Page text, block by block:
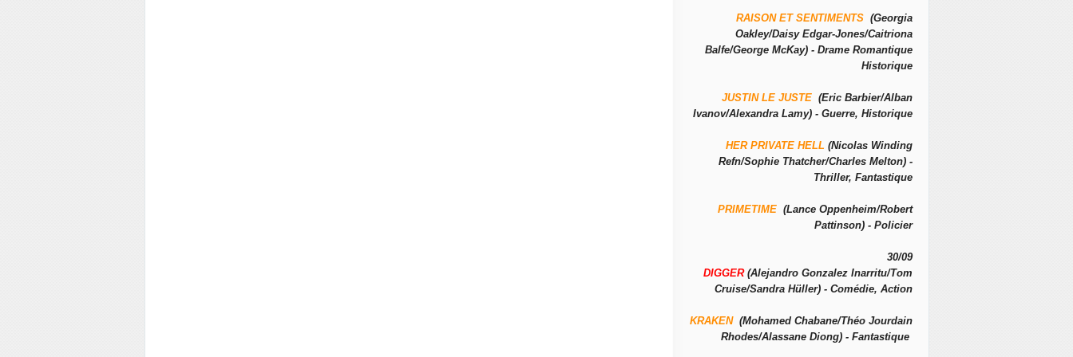
RAISON ET SENTIMENTS (Georgia
Oakley/Daisy Edgar-Jones/Caitriona
Balfe/George McKay) - Drame Romantique
Historique
JUSTIN LE JUSTE (Eric Barbier/Alban
Ivanov/Alexandra Lamy) - Guerre, Historique
HER PRIVATE HELL (Nicolas Winding
Refn/Sophie Thatcher/Charles Melton) -
Thriller, Fantastique
PRIMETIME (Lance Oppenheim/Robert
Pattinson) - Policier
30/09
DIGGER (Alejandro Gonzalez Inarritu/Tom
Cruise/Sandra Hüller) - Comédie, Action
KRAKEN(Mohamed Chabane/Théo Jourdain
Rhodes/Alassane Diong) - Fantastique